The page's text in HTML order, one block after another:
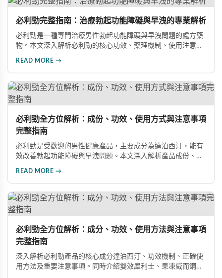
必利勁完整指南：治療勃起功能障礙與早洩的專業解析
必利勁是一種專門治療男性勃起功能障礙與早洩問題的處方藥
物。本文深入解析必利勁的核心功效、藥理機制、使用注意事
READ MORE →
必利勁全方位解析：成份、功效、使用方式與注意事項
完整指南
必利勁是受歡迎的男性健康產品，主要成分為達泊西汀，能有
效改善勃起功能障礙與早洩問題。本文深入解析產品成份、功
READ MORE →
必利勁全方位解析：成分、功效、使用方法與注意事項
完整指南
深入解析必利勁產品的核心成分達泊西汀、功效機制、正確使
用方法及重要注意事項。同時介紹雙效犀利士、果凍威而鋼雙